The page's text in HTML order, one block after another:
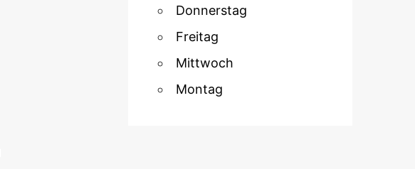
Donnerstag
Freitag
Mittwoch
Montag